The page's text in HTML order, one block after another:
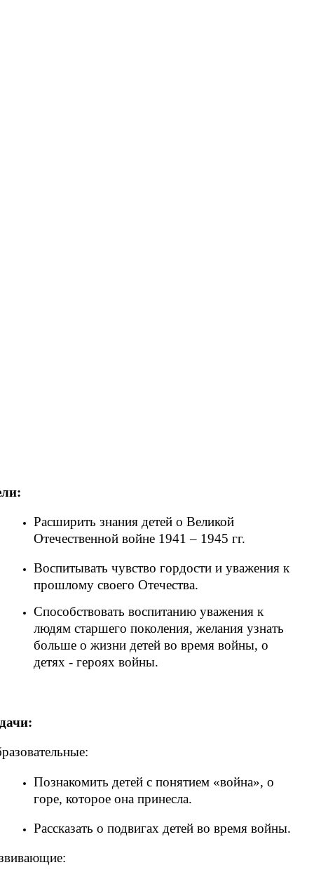
Расширить знания детей о Великой
Отечественной войне 1941 – 1945 гг.
Воспитывать чувство гордости и уважения к
прошлому своего Отечества.
Способствовать воспитанию уважения к
людям старшего поколения, желания узнать
больше о жизни детей во время войны, о
детях - героях войны.
Познакомить детей с понятием «война», о
горе, которое она принесла.
Рассказать о подвигах детей во время войны.